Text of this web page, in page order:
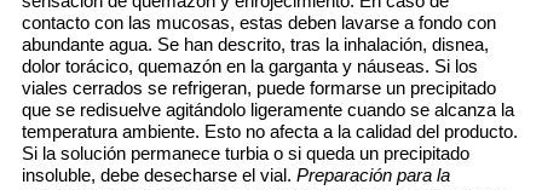
contacto con las mucosas, estas deben lavarse a fondo con
abundante agua. Se han descrito, tras la inhalación, disnea,
dolor torácico, quemazón en la garganta y náuseas. Si los
viales cerrados se refrigeran, puede formarse un precipitado
que se redisuelve agitándolo ligeramente cuando se alcanza la
temperatura ambiente. Esto no afecta a la calidad del producto.
Si la solución permanece turbia o si queda un precipitado
insoluble, debe desecharse el vial. Preparación para la